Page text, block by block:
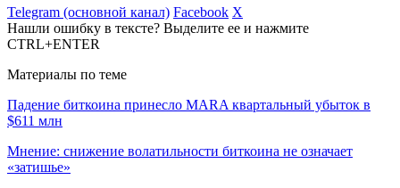
Telegram (основной канал) Facebook X
Нашли ошибку в тексте? Выделите ее и нажмите
CTRL+ENTER
Материалы по теме
Падение биткоина принесло MARA квартальный убыток в
$611 млн
Мнение: снижение волатильности биткоина не означает
«затишье»